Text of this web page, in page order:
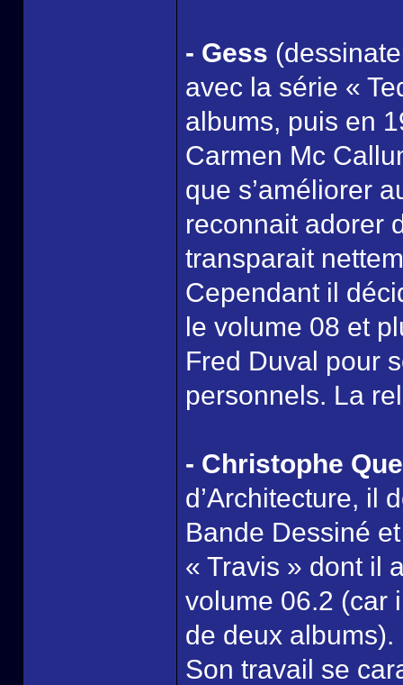
- Gess
avec la série «
albums, puis en
Carmen Mc
que s’améliorer
reconnait adorer
transparait
Cependant il
le volume 08 et
Fred Duval pour
personnels. La
- Christophe
d’Architecture, il
Bande Dessiné
« Travis » dont il
volume 06.2 (car
de deux albums).
Son travail se